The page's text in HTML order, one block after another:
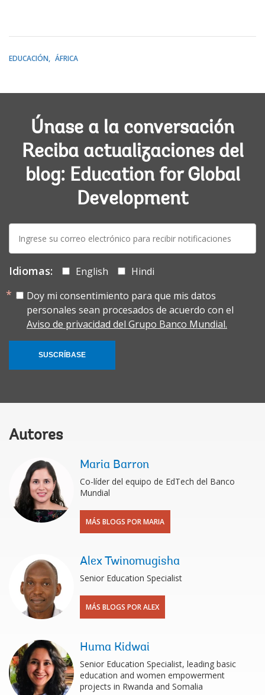
EDUCACIÓN ÁFRICA
Únase a la conversación
Reciba actualizaciones del
blog: Education for Global
Development
mail:
Idiomas: English
Hindi
Doy mi consentimiento para que mis datos
personales sean procesados de acuerdo con el
Aviso de privacidad del Grupo Banco Mundial.
SUSCRÍBASE
Autores
Maria Barron
Co-líder del equipo de EdTech del Banco
Mundial
MÁS BLOGS POR MARIA
Alex Twinomugisha
Senior Education Specialist
MÁS BLOGS POR ALEX
Huma Kidwai
Senior Education Specialist, leading basic
education and women empowerment
projects in Rwanda and Somalia